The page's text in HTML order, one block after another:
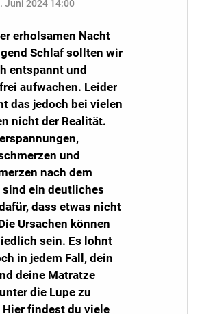
Juni 2024 14:00
erholsamen Nacht
Schlaf sollten wir
entspannt und
aufwachen. Leider
das jedoch bei vielen
nicht der Realität.
und
nach dem
sind ein deutliches
dass etwas nicht
Ursachen können
sein. Es lohnt
in jedem Fall, dein
deine Matratze
die Lupe zu
Hier findest du viele